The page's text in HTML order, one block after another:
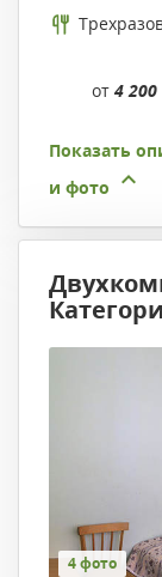
от 4 200
Показать
и фото
4 фото